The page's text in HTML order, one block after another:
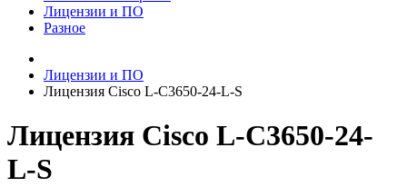
Лицензии и ПО
Разное
Лицензии и ПО
Лицензия Cisco L-C3650-24-L-S
Лицензия Cisco L-C3650-24-
L-S